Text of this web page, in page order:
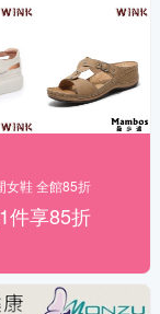
女鞋 全館85折
件享85折